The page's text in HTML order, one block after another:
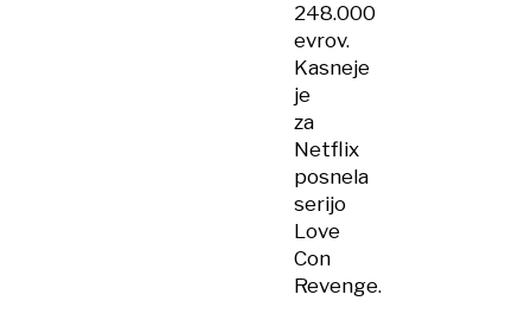
248.000
evrov.
Kasneje
je
za
Netflix
posnela
serijo
Love
Con
Revenge.